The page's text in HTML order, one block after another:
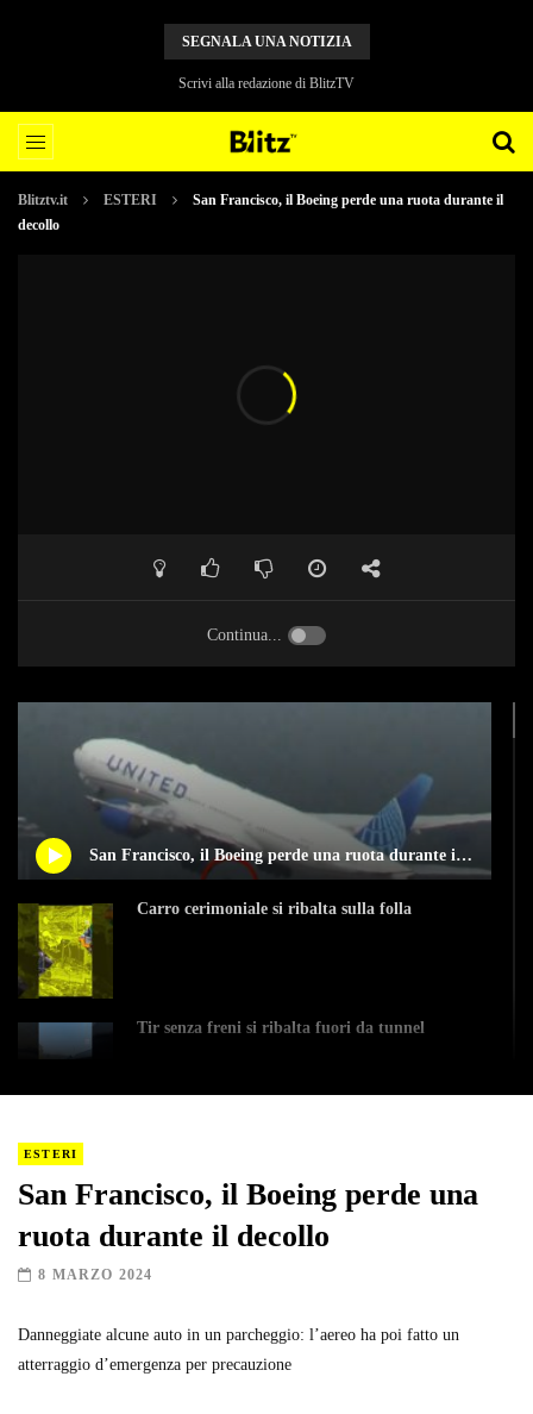
SEGNALA UNA NOTIZIA
Scrivi alla redazione di BlitzTV
Blitztv.it ESTERI
San Francisco, il Boeing perde una ruota durante il
decollo
Continua...
San Francisco, il Boeing perde una ruota durante il decollo
Carro cerimoniale si ribalta sulla folla
Tir senza freni si ribalta fuori da tunnel
Amiocuggino fa saltare in aria il drone
ESTERI
San Francisco, il Boeing perde una
ruota durante il decollo
8 MARZO 2024
Danneggiate alcune auto in un parcheggio: l’aereo ha poi fatto un
atterraggio d’emergenza per precauzione